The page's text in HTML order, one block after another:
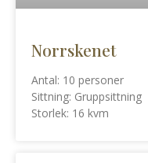
Norrskenet
Antal: 10 personer
Sittning: Gruppsittning
Storlek: 16 kvm